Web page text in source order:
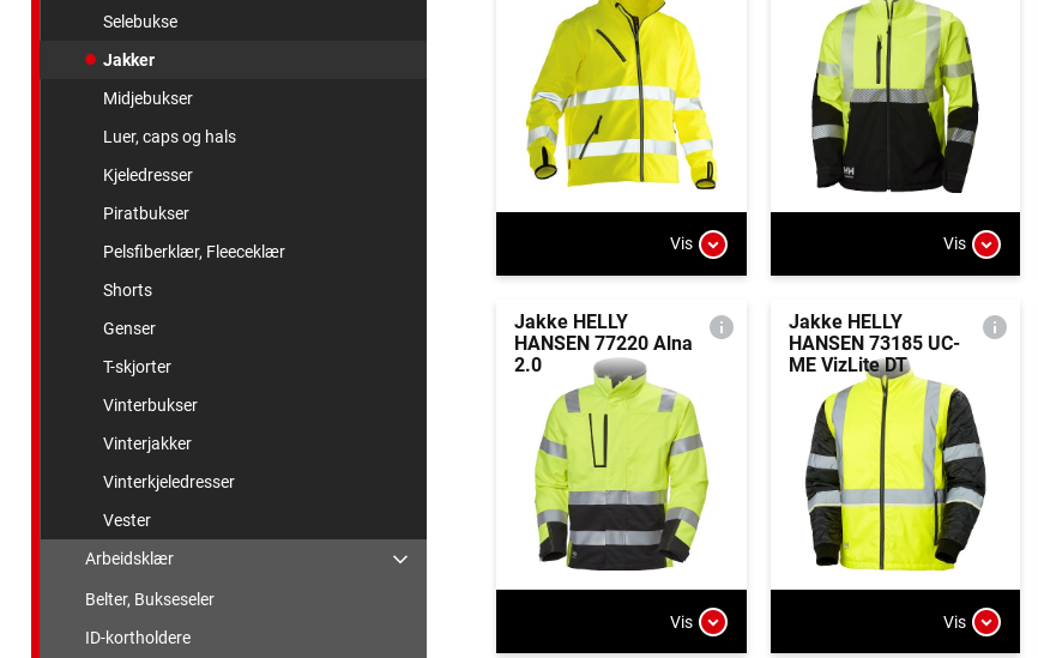
Selebukse
Jakker
Midjebukser
Luer, caps og hals
Kjeledresser
Piratbukser
Pelsfiberklær, Fleeceklær
Shorts
Genser
T-skjorter
Vinterbukser
Vinterjakker
Vinterkjeledresser
Vester
Arbeidsklær
Belter, Bukseseler
ID-kortholdere
Vis Vis
Jakke HELLY
HANSEN 77220 Alna
2.0
Vis
Jakke HELLY
HANSEN 73185 UC-
ME VizLite DT
Vis